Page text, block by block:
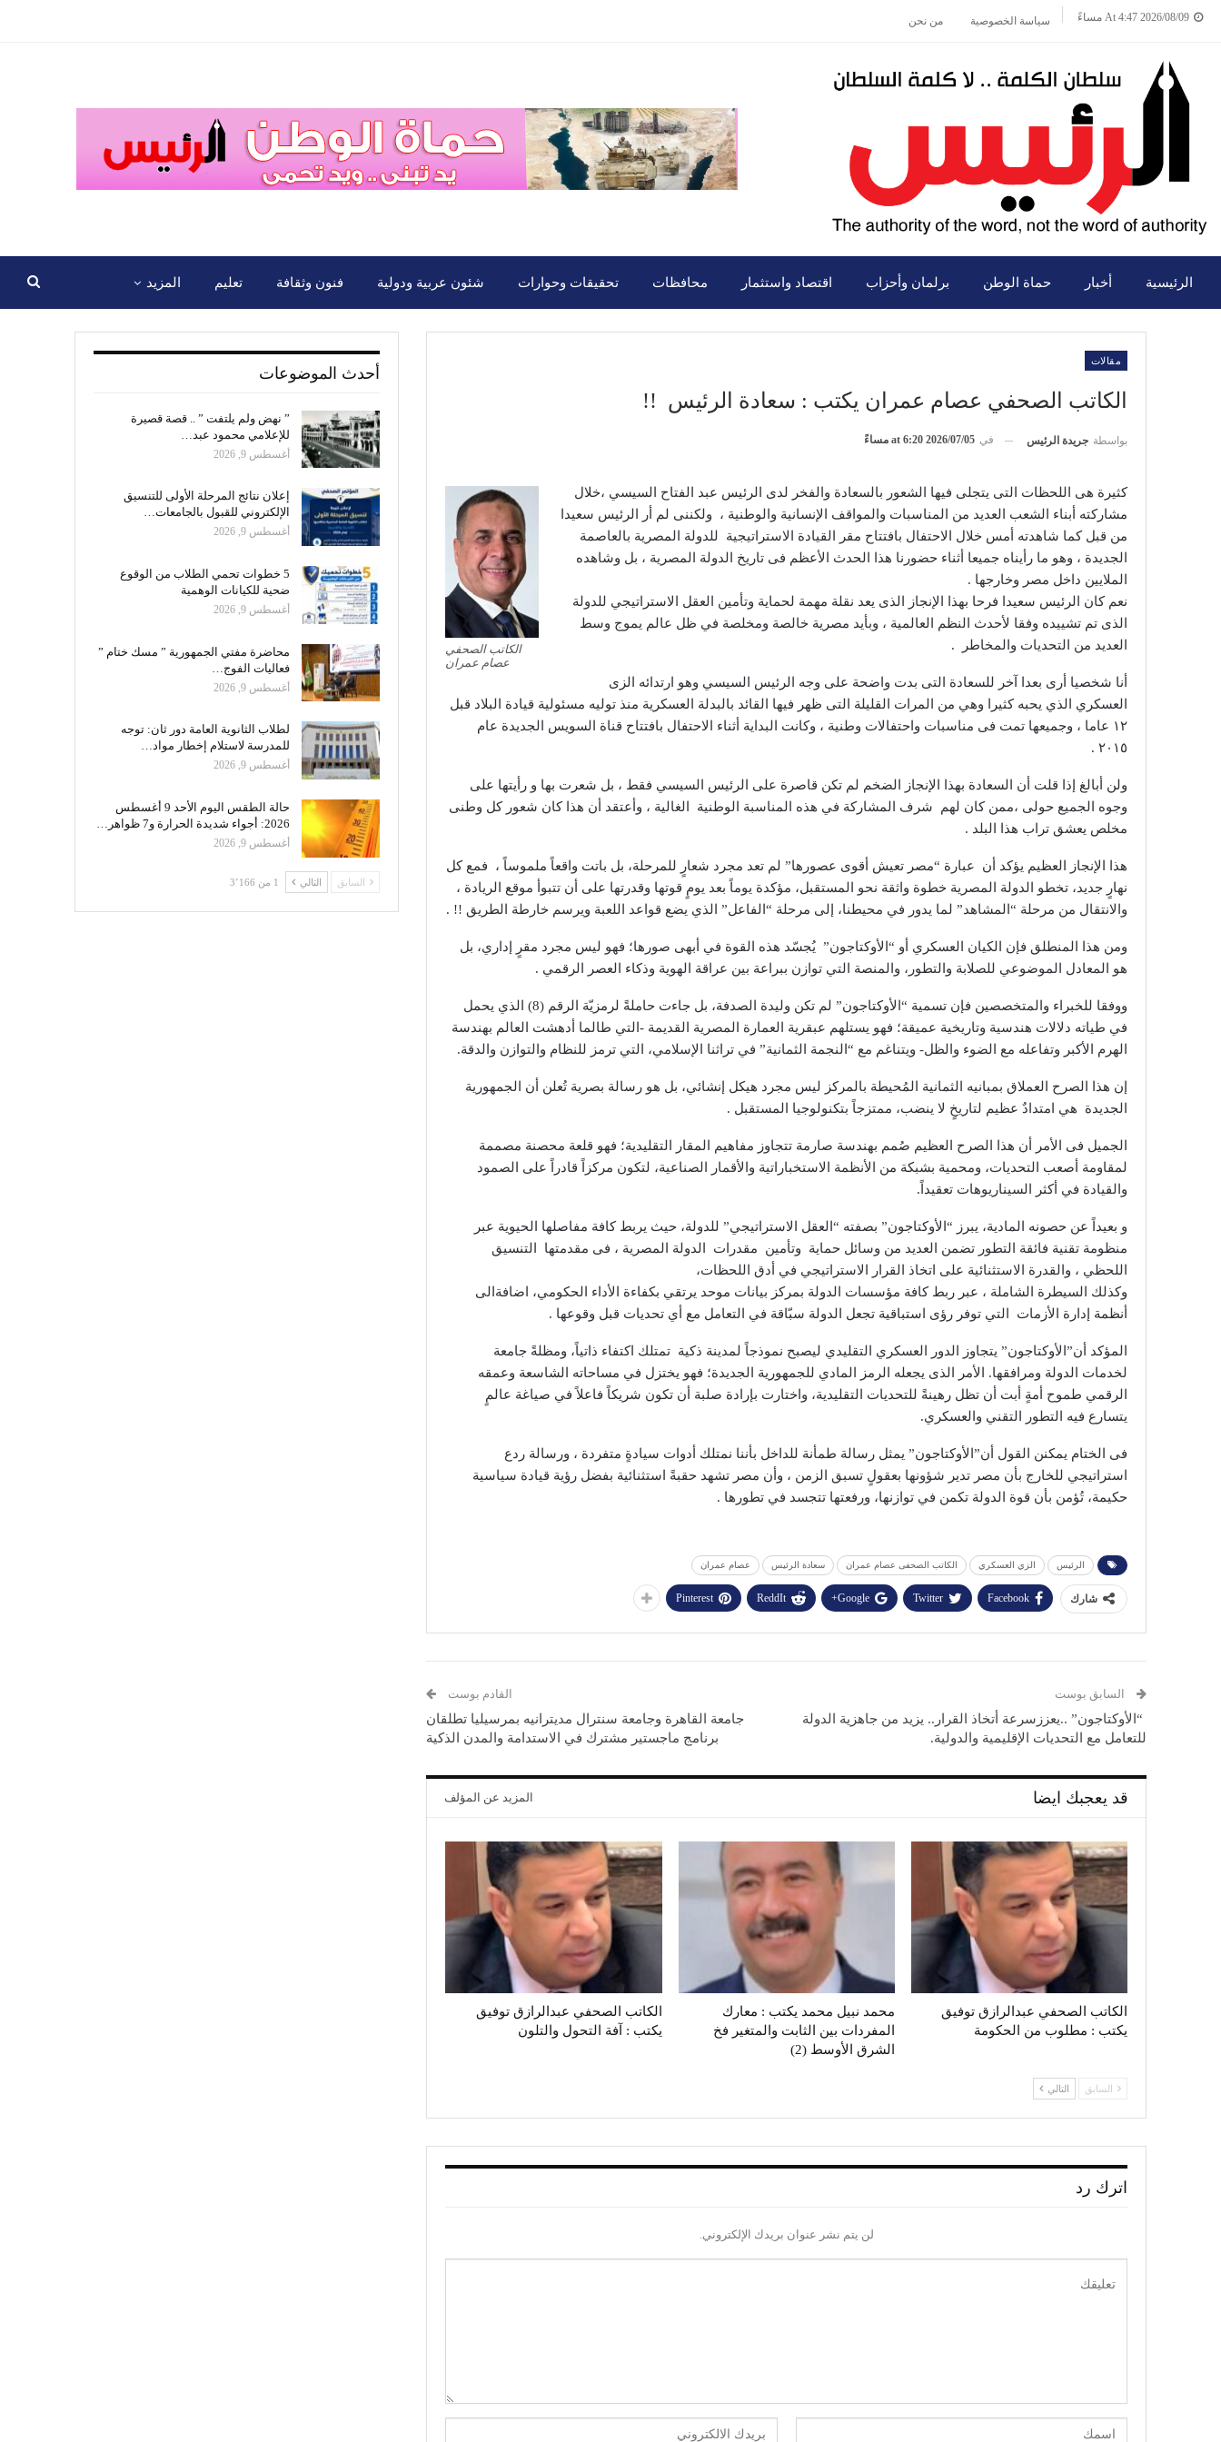
2026/08/09 At 4:47 مساءً سياسة الخصوصية من نحن
الرئيسية أخبار حماة الوطن برلمان وأحزاب اقتصاد واستثمار محافظات تحقيقات وحوارات شئون عربية ودولية فنون وثقافة تعليم المزيد
مقالات
الكاتب الصحفي عصام عمران يكتب : سعادة الرئيس !!
بواسطة جريدة الرئيس في 2026/07/05 at 6:20 مساءً
الكاتب الصحفي
عصام عمران
كثيرة هى اللحظات التى يتجلى فيها الشعور بالسعادة والفخر لدى الرئيس عبد الفتاح السيسي ،خلال
مشاركته أبناء الشعب العديد من المناسبات والمواقف الإنسانية والوطنية ، ولكننى لم أر الرئيس سعيدا
من قبل كما شاهدته أمس خلال الاحتفال بافتتاح مقر القيادة الاستراتيجية للدولة المصرية بالعاصمة
الجديدة ، وهو ما رأيناه جميعا أثناء حضورنا هذا الحدث الأعظم فى تاريخ الدولة المصرية ، بل وشاهده
الملايين داخل مصر وخارجها .
نعم كان الرئيس سعيدا فرحا بهذا الإنجاز الذى يعد نقلة مهمة لحماية وتأمين العقل الاستراتيجي للدولة
الذى تم تشييده وفقا لأحدث النظم العالمية ، وبأيد مصرية خالصة ومخلصة في ظل عالم يموج وسط
العديد من التحديات والمخاطر .
أنا شخصيا أرى بعدا آخر للسعادة التى بدت واضحة على وجه الرئيس السيسي وهو ارتدائه الزى
العسكري الذي يحبه كثيرا وهي من المرات القليلة التى ظهر فيها القائد بالبدلة العسكرية منذ توليه مسئولية قيادة البلاد قبل
١٢ عاما ، وجميعها تمت فى مناسبات واحتفالات وطنية ، وكانت البداية أثناء الاحتفال بافتتاح قناة السويس الجديدة عام
٢٠١٥ .
ولن أبالغ إذا قلت أن السعادة بهذا الإنجاز الضخم لم تكن قاصرة على الرئيس السيسي فقط ، بل شعرت بها و رأيتها على
وجوه الجميع حولى ،ممن كان لهم شرف المشاركة في هذه المناسبة الوطنية الغالية ، وأعتقد أن هذا كان شعور كل وطنى
مخلص يعشق تراب هذا البلد .
هذا الإنجاز العظيم يؤكد أن عبارة “مصر تعيش أقوى عصورها” لم تعد مجرد شعارٍ للمرحلة، بل باتت واقعاً ملموساً ، فمع كل
نهارٍ جديد، تخطو الدولة المصرية خطوة واثقة نحو المستقبل، مؤكدة يوماً بعد يومٍ قوتها وقدرتها على أن تتبوأ موقع الريادة ،
والانتقال من مرحلة “المشاهد” لما يدور في محيطنا، إلى مرحلة “الفاعل” الذي يضع قواعد اللعبة ويرسم خارطة الطريق !! .
ومن هذا المنطلق فإن الكيان العسكري أو “الأوكتاجون” يُجسّد هذه القوة في أبهى صورها؛ فهو ليس مجرد مقرٍ إداري، بل
هو المعادل الموضوعي للصلابة والتطور، والمنصة التي توازن ببراعة بين عراقة الهوية وذكاء العصر الرقمي .
ووفقا للخبراء والمتخصصين فإن تسمية “الأوكتاجون” لم تكن وليدة الصدفة، بل جاءت حاملةً لرمزيّة الرقم (8) الذي يحمل
في طياته دلالات هندسية وتاريخية عميقة؛ فهو يستلهم عبقرية العمارة المصرية القديمة -التي طالما أدهشت العالم بهندسة
الهرم الأكبر وتفاعله مع الضوء والظل- ويتناغم مع “النجمة الثمانية” في تراثنا الإسلامي، التي ترمز للنظام والتوازن والدقة.
إن هذا الصرح العملاق بمبانيه الثمانية المُحيطة بالمركز ليس مجرد هيكل إنشائي، بل هو رسالة بصرية تُعلن أن الجمهورية
الجديدة هي امتدادٌ عظيم لتاريخٍ لا ينضب، ممتزجاً بتكنولوجيا المستقبل .
الجميل فى الأمر أن هذا الصرح العظيم صُمم بهندسة صارمة تتجاوز مفاهيم المقار التقليدية؛ فهو قلعة محصنة مصممة
لمقاومة أصعب التحديات، ومحمية بشبكة من الأنظمة الاستخباراتية والأقمار الصناعية، لتكون مركزاً قادراً على الصمود
والقيادة في أكثر السيناريوهات تعقيداً.
و بعيداً عن حصونه المادية، يبرز “الأوكتاجون” بصفته “العقل الاستراتيجي” للدولة، حيث يربط كافة مفاصلها الحيوية عبر
منظومة تقنية فائقة التطور تضمن العديد من وسائل حماية وتأمين مقدرات الدولة المصرية ، فى مقدمتها التنسيق
اللحظي ، والقدرة الاستثنائية على اتخاذ القرار الاستراتيجي في أدق اللحظات،
وكذلك السيطرة الشاملة ، عبر ربط كافة مؤسسات الدولة بمركز بيانات موحد يرتقي بكفاءة الأداء الحكومي، اضافةالى
أنظمة إدارة الأزمات التي توفر رؤى استباقية تجعل الدولة سبّاقة في التعامل مع أي تحديات قبل وقوعها .
المؤكد أن”الأوكتاجون” يتجاوز الدور العسكري التقليدي ليصبح نموذجاً لمدينة ذكية تمتلك اكتفاء ذاتياً، ومظلةً جامعة
لخدمات الدولة ومرافقها. الأمر الذى يجعله الرمز المادي للجمهورية الجديدة؛ فهو يختزل في مساحاته الشاسعة وعمقه
الرقمي طموح أمةٍ أبت أن تظل رهينةً للتحديات التقليدية، واختارت بإرادة صلبة أن تكون شريكاً فاعلاً في صياغة عالمٍ
يتسارع فيه التطور التقني والعسكري.
فى الختام يمكنن القول أن”الأوكتاجون” يمثل رسالة طمأنة للداخل بأننا نمتلك أدوات سيادةٍ متفردة ، ورسالة ردع
استراتيجي للخارج بأن مصر تدير شؤونها بعقولٍ تسبق الزمن ، وأن مصر تشهد حقبةً استثنائية بفضل رؤية قيادة سياسية
حكيمة، تُؤمن بأن قوة الدولة تكمن في توازنها، ورفعتها تتجسد في تطورها .
الرئيس الزي العسكري الكاتب الصحفى عصام عمران سعادة الرئيس عصام عمران
شارك Facebook
Twitter
Google+
ReddIt
Pinterest
السابق بوست
“الأوكتاجون” ..يعززسرعة أتخاذ القرار.. يزيد من جاهزية الدولة
للتعامل مع التحديات الإقليمية والدولية.
القادم بوست
جامعة القاهرة وجامعة سنترال مديترانيه بمرسيليا تطلقان
برنامج ماجستير مشترك في الاستدامة والمدن الذكية
قد يعجبك ايضا المزيد عن المؤلف
الكاتب الصحفي عبدالرازق توفيق
يكتب : مطلوب من الحكومة
محمد نبيل محمد يكتب : معارك
المفردات بين الثابت والمتغير فخ
الشرق الأوسط (2)
الكاتب الصحفي عبدالرازق توفيق
يكتب : آفة التحول والتلون
السابق التالي
اترك رد
لن يتم نشر عنوان بريدك الإلكتروني.
أحدث الموضوعات
” نهض ولم يلتفت ” .. قصة قصيرة
للإعلامي محمود عبد…
أغسطس 9, 2026
إعلان نتائج المرحلة الأولى للتنسيق
الإلكتروني للقبول بالجامعات…
أغسطس 9, 2026
5 خطوات تحمي الطلاب من الوقوع
ضحية للكيانات الوهمية
أغسطس 9, 2026
محاضرة مفتي الجمهورية ” مسك ختام ”
فعاليات الفوج…
أغسطس 9, 2026
لطلاب الثانوية العامة دور ثان: توجه
للمدرسة لاستلام إخطار مواد…
أغسطس 9, 2026
حالة الطقس اليوم الأحد 9 أغسطس
2026: أجواء شديدة الحرارة و7 ظواهر…
أغسطس 9, 2026
السابق التالي 1 من 3٬166